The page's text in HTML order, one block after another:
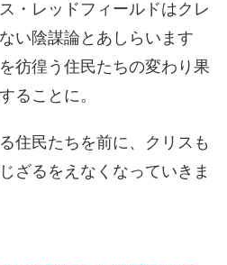
・レッドフィールドはクレ
い陰謀論とあしらいます
彷徨う住民たちの変わり果
ることに。
住民たちを前に、クリスも
ざるをえなくなっていきま